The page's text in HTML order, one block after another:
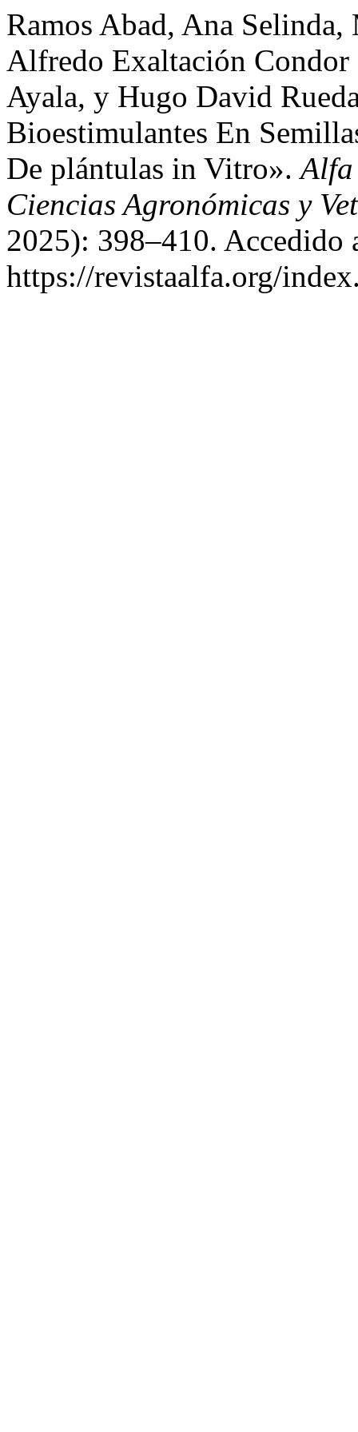
Ramos Abad, Ana
Alfredo Exaltación Condor
Ayala, y Hugo David
Bioestimulantes En
De plántulas in Vitro».Alfa
Ciencias Agronómicas y
2025): 398–410. Accedido
https://revistaalfa.org/